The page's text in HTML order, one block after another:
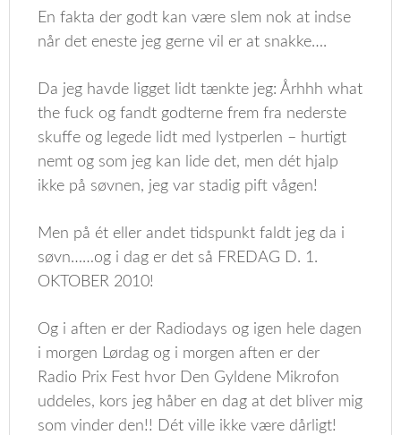
En fakta der godt kan være slem nok at indse
når det eneste jeg gerne vil er at snakke….
Da jeg havde ligget lidt tænkte jeg: Århhh what
the fuck og fandt godterne frem fra nederste
skuffe og legede lidt med lystperlen – hurtigt
nemt og som jeg kan lide det, men dét hjalp
ikke på søvnen, jeg var stadig pift vågen!
Men på ét eller andet tidspunkt faldt jeg da i
søvn……og i dag er det så FREDAG D. 1.
OKTOBER 2010!
Og i aften er der Radiodays og igen hele dagen
i morgen Lørdag og i morgen aften er der
Radio Prix Fest hvor Den Gyldene Mikrofon
uddeles, kors jeg håber en dag at det bliver mig
som vinder den!! Dét ville ikke være dårligt!